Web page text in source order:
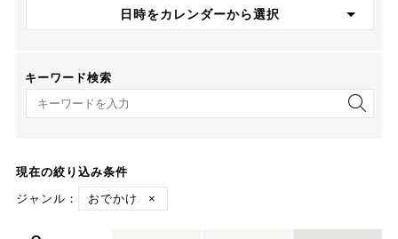
日時をカレンダーから選択
キーワード検索
キーワード検索
現在の絞り込み条件
ジャンル：
おでかけ ×